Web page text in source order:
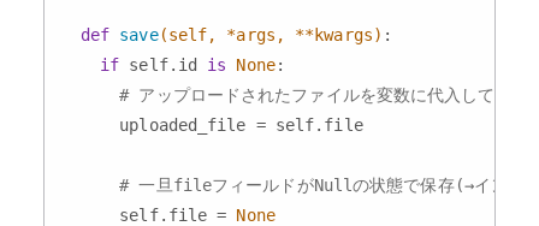
def save(self, *args, **kwargs) :
if self.id is None:
# アップロードされたファイルを変数に代入しておく
      uploaded_file = self.file
# 一旦fileフィールドがNullの状態で保存(→インス
      self.file =
None